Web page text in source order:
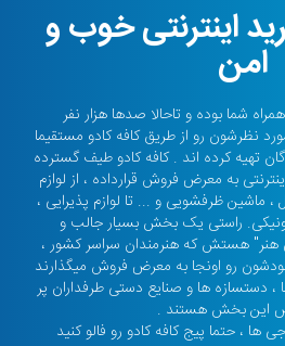
اینترنتی خوب و
امن
کافه کادو ، از سال ۱۳۹۳ همراه شما بوده و تاحالا صدها هزار نفر
نظرشون رو از طریق کافه کادو مستقیما
تهیه کرده اند . کافه کادو طیف گسترده
به معرض فروش قرارداده ، از لوازم
ماشین ظرفشویی و ... تا لوازم پذیرایی ،
راستی یک بخش بسیار جالب و
هنر" هستش که هنرمندان سراسر کشور ،
رو اونجا به معرض فروش میگذارند
، دستسازه ها و صنایع دستی طرفداران پر
این بخش هستند .
ها ، حتما پیج کافه کادو رو فالو کنید